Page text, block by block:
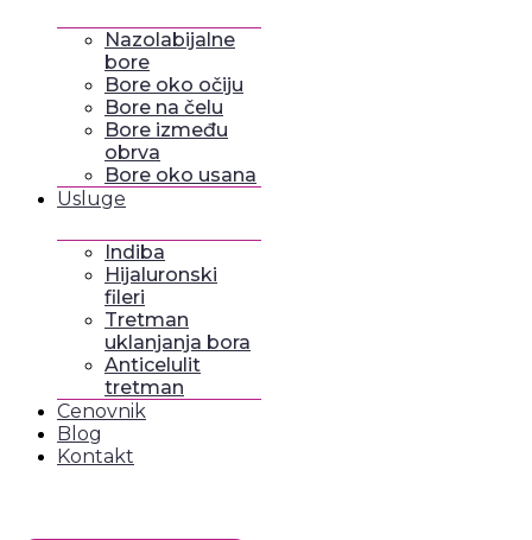
Nazolabijalne
bore
Bore oko očiju
Bore na čelu
Bore između
obrva
Bore oko usana
Usluge
Indiba
Hijaluronski
fileri
Tretman
uklanjanja bora
Anticelulit
tretman
Cenovnik
Blog
Kontakt